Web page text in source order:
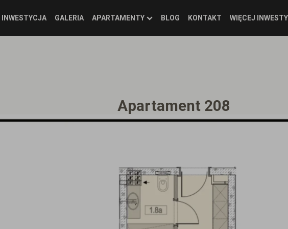
INWESTYCJA GALERIA APARTAMENTY BLOG KONTAKT WIĘCEJ
Apartament 208